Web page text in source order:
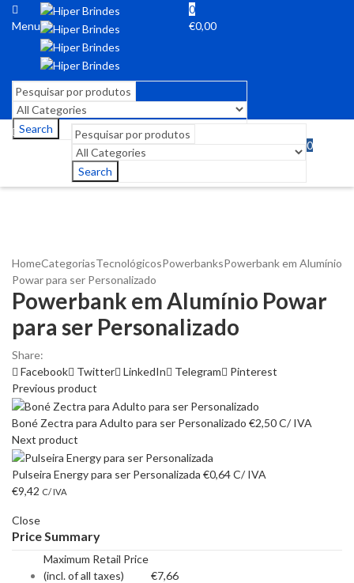
Menu
0
€0,00
Search
Search
0
HomeCategoriasTecnológicosPowerbanksPowerbank em Alumínio
Powar para ser Personalizado
Powerbank em Alumínio Powar
para ser Personalizado
Share:
Facebook
Twitter LinkedIn Telegram
Pinterest
Previous product
Boné Zectra para Adulto para ser Personalizado €2,50C/ IVA
Next product
Pulseira Energy para ser Personalizada €0,64C/ IVA
€9,42 C/ IVA
Close
Price Summary
Maximum Retail Price
(incl. of all taxes)
€7,66